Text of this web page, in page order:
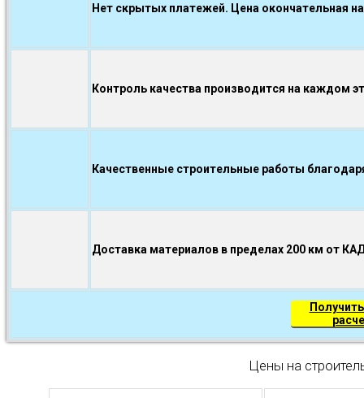
Нет скрытых платежей. Цена окончательная
Контроль качества производится на каждом
Качественные строительные работы
Доставка материалов в пределах 200 км от
Цены на